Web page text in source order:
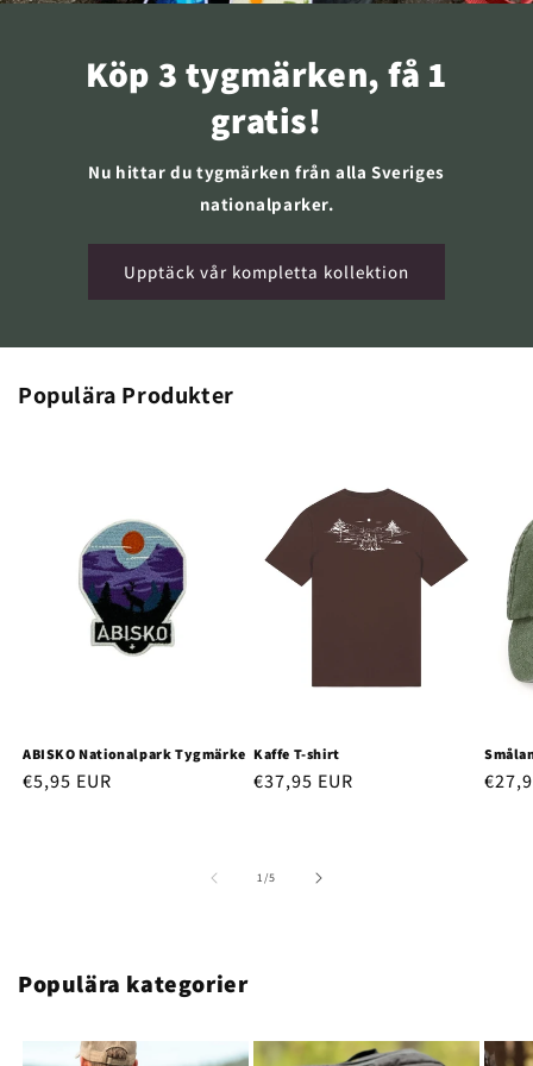
Köp 3 tygmärken, få 1
gratis!
Nu hittar du tygmärken från alla Sveriges
nationalparker.
Upptäck vår kompletta kollektion
Populära Produkter
ABISKO Nationalpark Tygmärke
Ordinarie
€5,95 EUR
Kaffe T-shirt
Ordinarie
€37,95 EUR
1/av
5
Populära kategorier